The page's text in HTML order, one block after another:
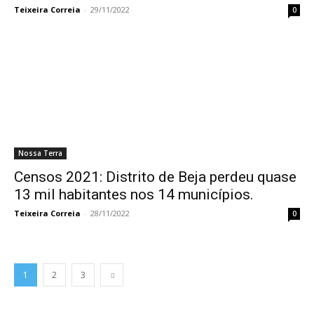
Teixeira Correia - 29/11/2022 0
Nossa Terra
Censos 2021: Distrito de Beja perdeu quase
13 mil habitantes nos 14 municípios.
Teixeira Correia - 28/11/2022 0
1 2 3